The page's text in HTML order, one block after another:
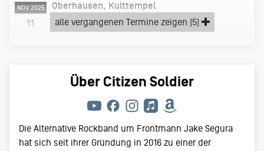
NOV 2025
11
Oberhausen
Kulttempel
Dienstag, 11.11.25
alle vergangenen Termine zeigen (5)
Über Citizen Soldier
Die Alternative Rockband um Frontmann Jake Segura
hat sich seit ihrer Gründung in 2016 zu einer der